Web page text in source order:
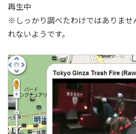
再生中
※しっかり調べたわけではありま
れないようです。